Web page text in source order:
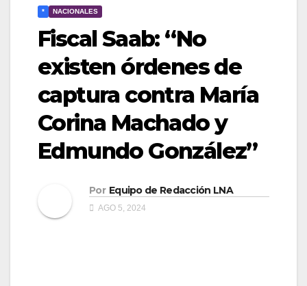
* NACIONALES
Fiscal Saab: “No
existen órdenes de
captura contra María
Corina Machado y
Edmundo González”
Por Equipo de Redacción LNA
AGO 5, 2024